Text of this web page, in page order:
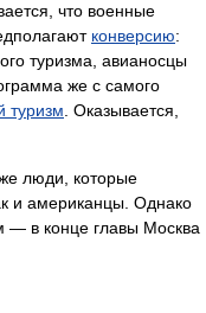
что военные
конверсию:
туризма, авианосцы
же с самого
туризм . Оказывается,
люди, которые
и американцы. Однако
— в конце главы Москва